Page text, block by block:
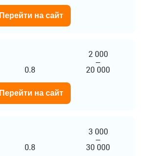
Перейти на сайт
0.8
2 000
–
20 000
Перейти на сайт
0.8
3 000
–
30 000